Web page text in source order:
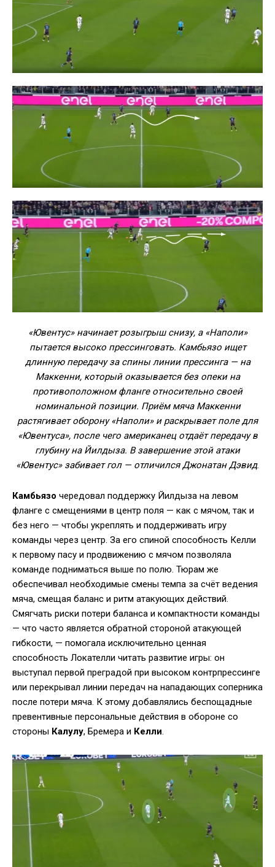
«Ювентус» начинает розыгрыш снизу, а «Наполи»
пытается высоко прессинговать. Камбьязо ищет
длинную передачу за спины линии прессинга — на
Маккенни, который оказывается без опеки на
противоположном фланге относительно своей
номинальной позиции. Приём мяча Маккенни
растягивает оборону «Наполи» и раскрывает поле для
«Ювентуса», после чего американец отдаёт передачу в
глубину на Йилдыза. В завершение этой атаки
«Ювентус» забивает гол — отличился Джонатан Дэвид.
Камбьязо чередовал поддержку Йилдыза на левом
фланге с смещениями в центр поля — как с мячом, так и
без него — чтобы укреплять и поддерживать игру
команды через центр. За его спиной способность Келли
к первому пасу и продвижению с мячом позволяла
команде подниматься выше по полю. Тюрам же
обеспечивал необходимые смены темпа за счёт ведения
мяча, смещая баланс и ритм атакующих действий.
Смягчать риски потери баланса и компактности команды
— что часто является обратной стороной атакующей
гибкости, — помогала исключительно ценная
способность Локателли читать развитие игры: он
выступал первой преградой при высоком контрпрессинге
или перекрывал линии передач на нападающих соперника
после потери мяча. К этому добавлялись беспощадные
превентивные персональные действия в обороне со
стороны Калулу, Бремера и Келли.